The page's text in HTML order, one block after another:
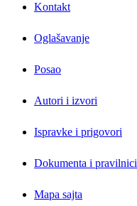
Kontakt
Oglašavanje
Posao
Autori i izvori
Ispravke i prigovori
Dokumenta i pravilnici
Mapa sajta